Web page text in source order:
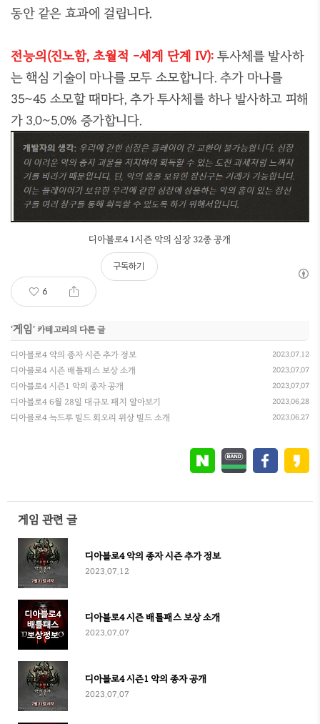
동안 같은 효과에 걸립니다.
전능의(진노함, 초월적 -세계 단계 IV): 투사체를 발사하
는 핵심 기술이 마나를 모두 소모합니다. 추가 마나를
35~45 소모할 때마다, 추가 투사체를 하나 발사하고 피해
가 3.0~5.0% 증가합니다.
디아블로4 1시즌 악의 심장 32종 공개
6
구독하기
'게임' 카테고리의 다른 글
디아블로4 악의 종자 시즌 추가 정보 2023.07.12
디아블로4 시즌 배틀패스 보상 소개 2023.07.07
디아블로4 시즌1 악의 종자 공개 2023.07.07
디아블로4 6월 28일 대규모 패치 알아보기 2023.06.28
디아블로4 늑드루 빌드 회오리 위상 빌드 소개 2023.06.27
게임 관련 글
디아블로4 악의 종자 시즌 추가 정보
2023.07.12
디아블로4 시즌 배틀패스 보상 소개
2023.07.07
디아블로4 시즌1 악의 종자 공개
2023.07.07